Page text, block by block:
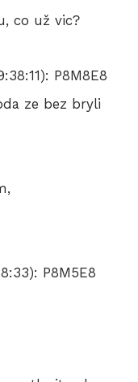
co už vic?
P8M8E8
ze bez bryli
P8M5E8